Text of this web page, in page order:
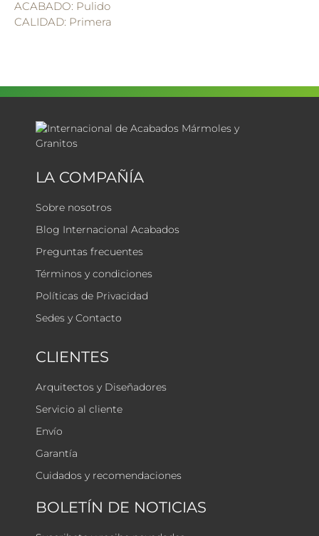
ACABADO: Pulido
CALIDAD: Primera
LA COMPAÑÍA
Sobre nosotros
Blog Internacional Acabados
Preguntas frecuentes
Términos y condiciones
Políticas de Privacidad
Sedes y Contacto
CLIENTES
Arquitectos y Diseñadores
Servicio al cliente
Envío
Garantía
Cuidados y recomendaciones
BOLETÍN DE NOTICIAS